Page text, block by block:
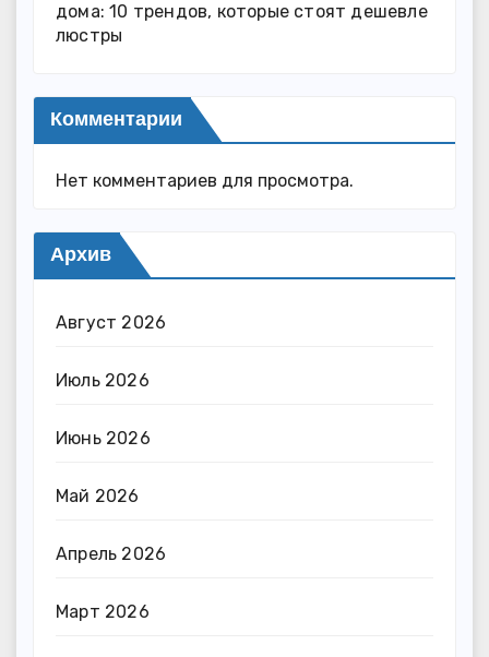
дома: 10 трендов, которые стоят дешевле
люстры
Комментарии
Нет комментариев для просмотра.
Архив
Август 2026
Июль 2026
Июнь 2026
Май 2026
Апрель 2026
Март 2026